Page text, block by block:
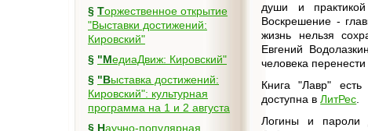
§ Торжественное открытие
"Выставки достижений:
Кировский"
§
"МедиаДвиж: Кировский"
§ "Выставка достижений:
Кировский": культурная
программа на 1 и 2 августа
§ Научно-популярная
души и
Воскрешение -
жизнь нельзя
Евгений
человека перенести
Книга "Лавр"
доступна вЛитРес
Логины и пароли